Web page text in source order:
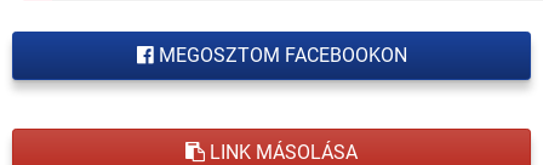
MEGOSZTOM FACEBOOKON
LINK MÁSOLÁSA